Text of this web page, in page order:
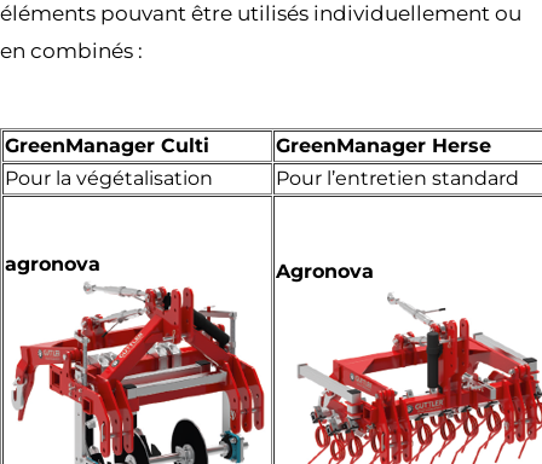
éléments pouvant être utilisés individuellement ou
en combinés :
GreenManager Culti
GreenManager Herse
Pour la végétalisation
Pour l’entretien standard
agronova Agronova